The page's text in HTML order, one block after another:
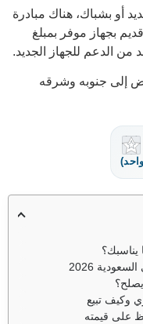
أو بشباك، هناك مبادرة
بجهاز موفر بمبلغ
إلى جنوبه وشرقه
يناسبك؟
2026
وكيف تبيع
على قيمته